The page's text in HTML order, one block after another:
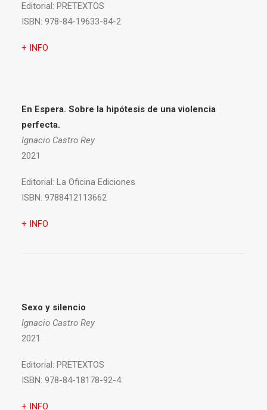
Editorial: PRETEXTOS
ISBN: 978-84-19633-84-2
+ INFO
En Espera. Sobre la hipótesis de una violencia
perfecta.
Ignacio Castro Rey
2021
Editorial: La Oficina Ediciones
ISBN: 9788412113662
+ INFO
Sexo y silencio
Ignacio Castro Rey
2021
Editorial: PRETEXTOS
ISBN: 978-84-18178-92-4
+ INFO